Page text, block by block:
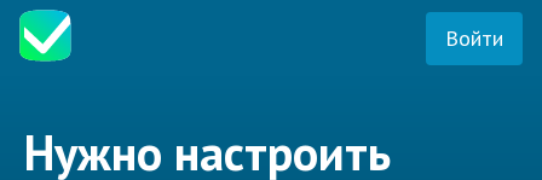
Войти
Нужно настроить